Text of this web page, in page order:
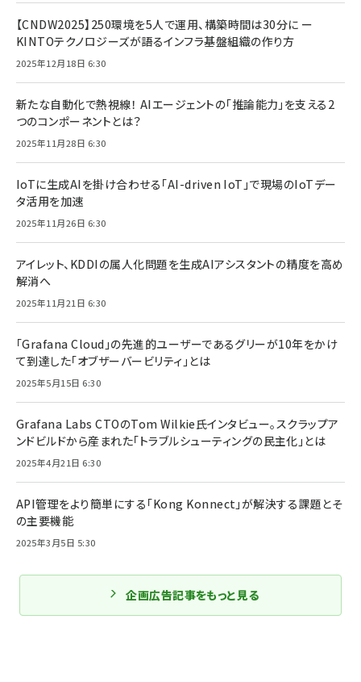
【CNDW2025】250環境を5人で運用、構築時間は30分に ー
KINTOテクノロジーズが語るインフラ基盤組織の作り方
2025年12月18日 6:30
新たな自動化で熱視線！ AIエージェントの「推論能力」を支える2
つのコンポーネントとは？
2025年11月28日 6:30
IoTに生成AIを掛け合わせる「AI-driven IoT」で現場のIoTデー
タ活用を加速
2025年11月26日 6:30
アイレット、KDDIの属人化問題を生成AIアシスタントの精度を高め
解消へ
2025年11月21日 6:30
「Grafana Cloud」の先進的ユーザーであるグリーが10年をかけ
て到達した「オブザーバービリティ」とは
2025年5月15日 6:30
Grafana Labs CTOのTom Wilkie氏インタビュー。スクラップア
ンドビルドから産まれた「トラブルシューティングの民主化」とは
2025年4月21日 6:30
API管理をより簡単にする「Kong Konnect」が解決する課題とそ
の主要機能
2025年3月5日 5:30
企画広告記事をもっと見る